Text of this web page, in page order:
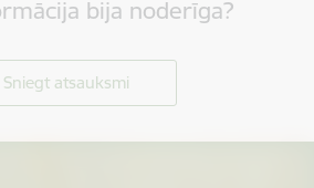
bija noderīga?
Sniegt atsauksmi